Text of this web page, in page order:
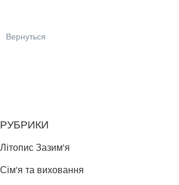
Вернуться
РУБРИКИ
Літопис Зазим'я
Сім'я та виховання